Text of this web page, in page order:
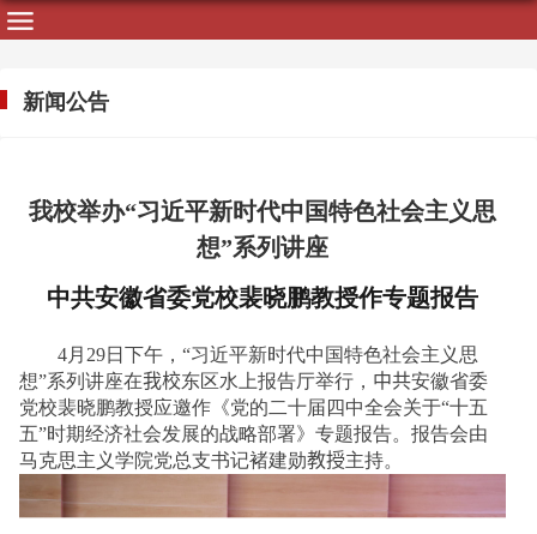
新闻公告
我校举办“习近平新时代中国特色社会主义思
想”系列讲座
中共安徽省委党校裴晓鹏教授作专题报告
4月 29日下午，“习近平新时代中国特色社会主义思
想”系列讲座在我校东区水上报告厅举行， 中共安徽省委
党校裴晓鹏教授应邀作《党的二十届四中全会关于“十五
五”时期经济社会发展的战略部署》专题报告。报告会由
马克思主义学院党总支书记褚建勋教授主持。